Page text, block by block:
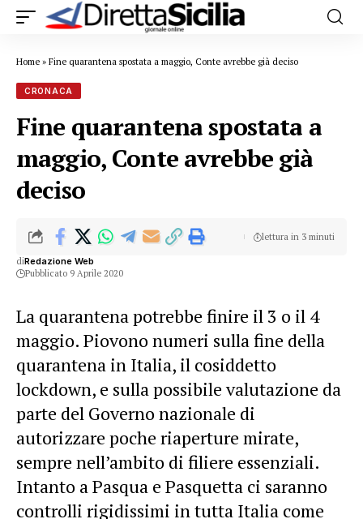
Home » Fine quarantena spostata a maggio, Conte avrebbe già deciso
CRONACA
Fine quarantena spostata a
maggio, Conte avrebbe già
deciso
diRedazione Web
Pubblicato 9 Aprile 2020
lettura in 3 minuti
La quarantena potrebbe finire il 3 o il 4
maggio. Piovono numeri sulla fine della
quarantena in Italia, il cosiddetto
lockdown, e sulla possibile valutazione da
parte del Governo nazionale di
autorizzare poche riaperture mirate,
sempre nell’ambito di filiere essenziali.
Intanto a Pasqua e Pasquetta ci saranno
controlli rigidissimi in tutta Italia come